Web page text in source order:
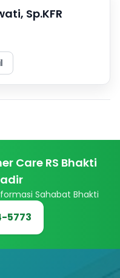
Sp.KFR
Care RS Bhakti
Sahabat Bhakti
5773